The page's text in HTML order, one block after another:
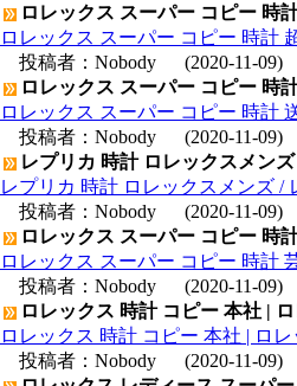
ロレックス スーパー コピー 時
ロレックス スーパー コピー 時計
投稿者： Nobody (2020-11-09)
ロレックス スーパー コピー 時
ロレックス スーパー コピー 時計
投稿者： Nobody (2020-11-09)
レプリカ 時計 ロレックスメン
レプリカ 時計 ロレックスメンズ /
投稿者： Nobody (2020-11-09)
ロレックス スーパー コピー 時
ロレックス スーパー コピー 時計
投稿者： Nobody (2020-11-09)
ロレックス 時計 コピー 本社 |
ロレックス 時計 コピー 本社 | ロ
投稿者： Nobody (2020-11-09)